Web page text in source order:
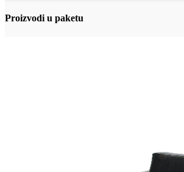
Proizvodi u paketu